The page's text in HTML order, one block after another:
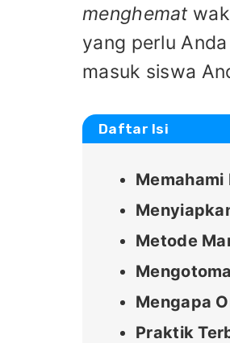
menghemat
yang perlu
masuk siswa
Daftar Isi
Memahami
Metode
Mengapa
Praktik